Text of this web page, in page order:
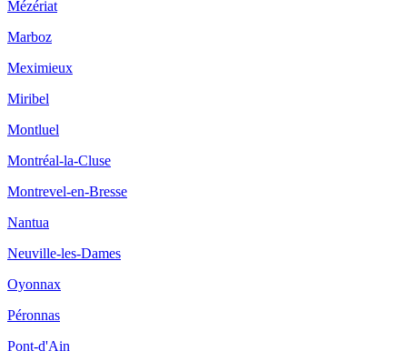
Mézériat
Marboz
Meximieux
Miribel
Montluel
Montréal-la-Cluse
Montrevel-en-Bresse
Nantua
Neuville-les-Dames
Oyonnax
Péronnas
Pont-d'Ain